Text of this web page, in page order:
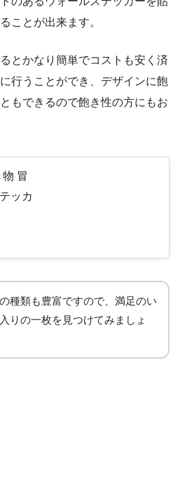
ことが出来ます。
とかなり簡単でコストも安く済
行うことができ、デザインに飽
もできるので飽き性の方にもお
冒
ッカ
種類も豊富ですので、満足のい
りの一枚を見つけてみましょ